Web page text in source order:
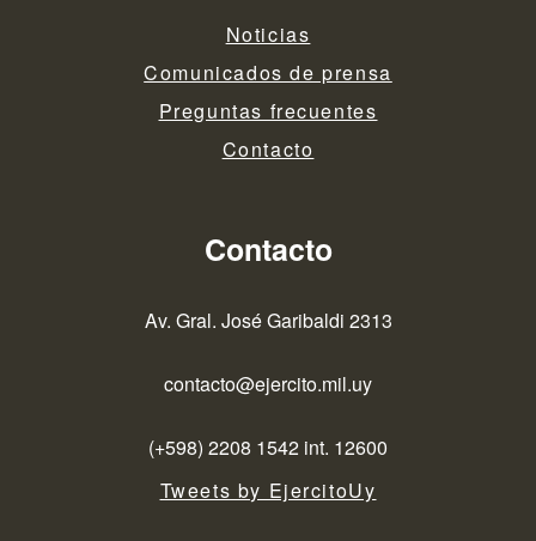
Noticias
Comunicados de prensa
Preguntas frecuentes
Contacto
Contacto
Av. Gral. José Garibaldi 2313
contacto@ejercito.mil.uy
(+598) 2208 1542 int. 12600
Tweets by EjercitoUy